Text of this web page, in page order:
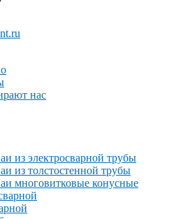
нас
из электросварной трубы
из толстостенной трубы
многовитковые конусные